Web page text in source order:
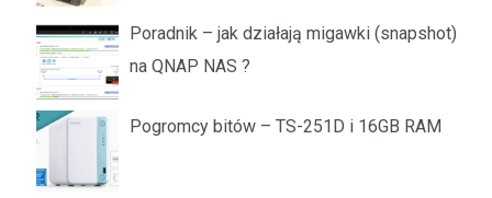
Poradnik – jak działają migawki (snapshot)
na QNAP NAS ?
Pogromcy bitów – TS-251D i 16GB RAM